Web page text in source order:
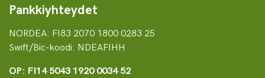
Pankkiyhteydet
NORDEA: FI83 2070 1800 0283 25
Swift/Bic-koodi: NDEAFIHH
OP: FI14 5043 1920 0034 52